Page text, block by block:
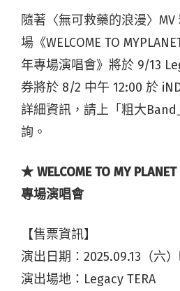
隨著〈無可救藥的浪漫〉
場《WELCOME TO
年專場演唱會》將於 9/13
券將於 8/2 中午 12:00 於
詳細資訊，請上「粗大
詢。
★ WELCOME TO MY
專場演唱會
【售票資訊】
演出日期：2025.09.13（六
演出場地：Legacy TERA